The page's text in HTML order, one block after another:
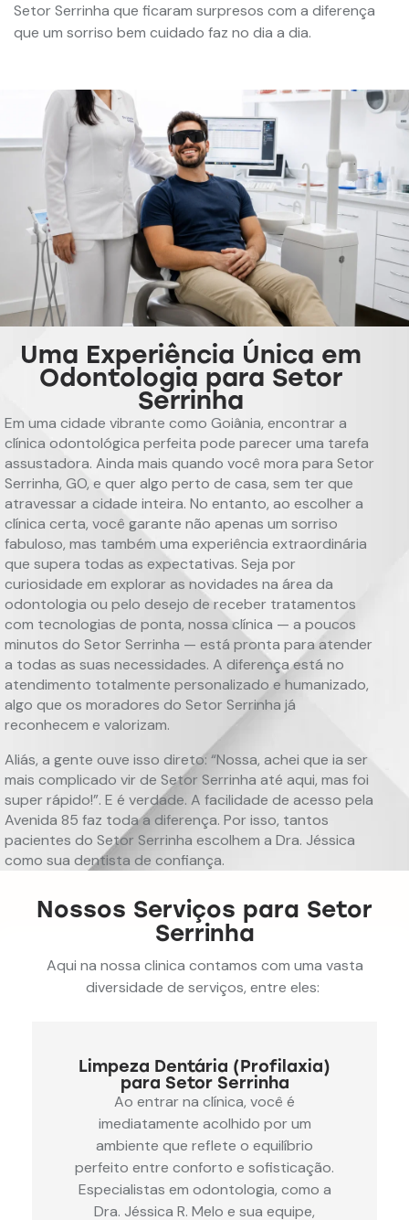
Setor Serrinha que ficaram surpresos com a diferença
que um sorriso bem cuidado faz no dia a dia.
Uma Experiência Única em
Odontologia para Setor
Serrinha
Em uma cidade vibrante como Goiânia, encontrar a
clínica odontológica perfeita pode parecer uma tarefa
assustadora. Ainda mais quando você mora para Setor
Serrinha, GO, e quer algo perto de casa, sem ter que
atravessar a cidade inteira. No entanto, ao escolher a
clínica certa, você garante não apenas um sorriso
fabuloso, mas também uma experiência extraordinária
que supera todas as expectativas. Seja por
curiosidade em explorar as novidades na área da
odontologia ou pelo desejo de receber tratamentos
com tecnologias de ponta, nossa clínica — a poucos
minutos do Setor Serrinha — está pronta para atender
a todas as suas necessidades. A diferença está no
atendimento totalmente personalizado e humanizado,
algo que os moradores do Setor Serrinha já
reconhecem e valorizam.
Aliás, a gente ouve isso direto: “Nossa, achei que ia ser
mais complicado vir de Setor Serrinha até aqui, mas foi
super rápido!”. E é verdade. A facilidade de acesso pela
Avenida 85 faz toda a diferença. Por isso, tantos
pacientes do Setor Serrinha escolhem a Dra. Jéssica
como sua dentista de confiança.
Nossos Serviços para Setor
Serrinha
Aqui na nossa clinica contamos com uma vasta
diversidade de serviços, entre eles:
Limpeza Dentária (Profilaxia)
para Setor Serrinha
Ao entrar na clínica, você é
imediatamente acolhido por um
ambiente que reflete o equilíbrio
perfeito entre conforto e sofisticação.
Especialistas em odontologia, como a
Dra. Jéssica R. Melo e sua equipe,